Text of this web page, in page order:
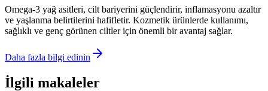
Omega-3 yağ asitleri, cilt bariyerini güçlendirir, inflamasyonu azaltır
ve yaşlanma belirtilerini hafifletir. Kozmetik ürünlerde kullanımı,
sağlıklı ve genç görünen ciltler için önemli bir avantaj sağlar.
Daha fazla bilgi edinin
İlgili makaleler